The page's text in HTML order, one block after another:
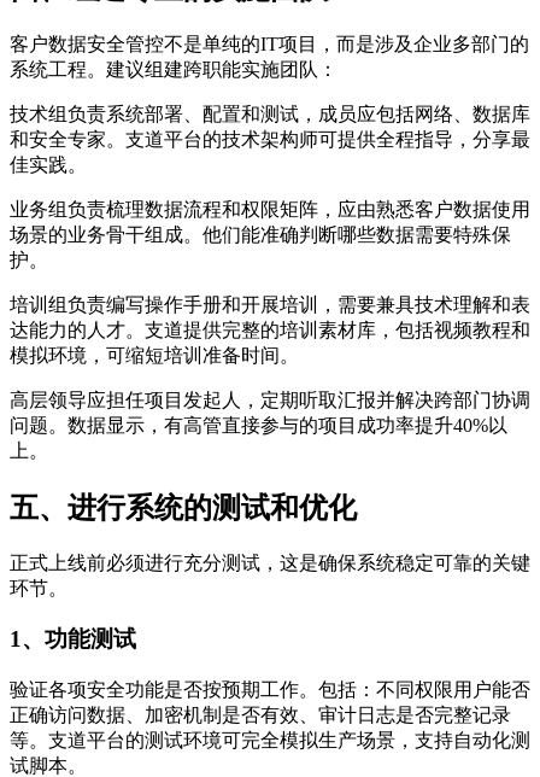
客户数据安全管控不是单纯的IT项目，而是涉及企业多部门的
系统工程。建议组建跨职能实施团队：
技术组负责系统部署、配置和测试，成员应包括网络、数据库
和安全专家。支道平台的技术架构师可提供全程指导，分享最
佳实践。
业务组负责梳理数据流程和权限矩阵，应由熟悉客户数据使用
场景的业务骨干组成。他们能准确判断哪些数据需要特殊保
护。
培训组负责编写操作手册和开展培训，需要兼具技术理解和表
达能力的人才。支道提供完整的培训素材库，包括视频教程和
模拟环境，可缩短培训准备时间。
高层领导应担任项目发起人，定期听取汇报并解决跨部门协调
问题。数据显示，有高管直接参与的项目成功率提升40%以
上。
五、进行系统的测试和优化
正式上线前必须进行充分测试，这是确保系统稳定可靠的关键
环节。
1、功能测试
验证各项安全功能是否按预期工作。包括：不同权限用户能否
正确访问数据、加密机制是否有效、审计日志是否完整记录
等。支道平台的测试环境可完全模拟生产场景，支持自动化测
试脚本。